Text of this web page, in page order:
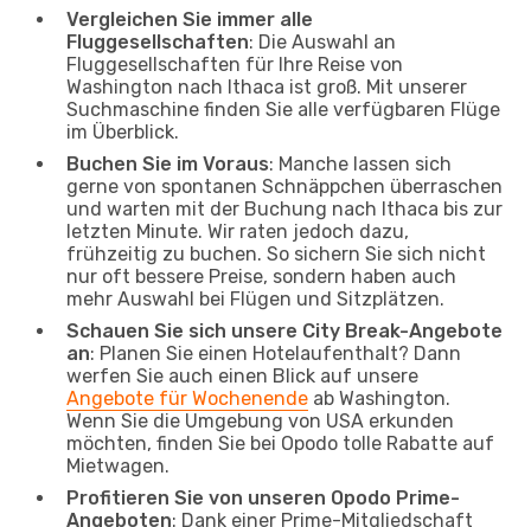
Vergleichen Sie immer alle
Fluggesellschaften: Die Auswahl an
Fluggesellschaften für Ihre Reise von
Washington nach Ithaca ist groß. Mit unserer
Suchmaschine finden Sie alle verfügbaren Flüge
im Überblick.
Buchen Sie im Voraus: Manche lassen sich
gerne von spontanen Schnäppchen überraschen
und warten mit der Buchung nach Ithaca bis zur
letzten Minute. Wir raten jedoch dazu,
frühzeitig zu buchen. So sichern Sie sich nicht
nur oft bessere Preise, sondern haben auch
mehr Auswahl bei Flügen und Sitzplätzen.
Schauen Sie sich unsere City Break-Angebote
an: Planen Sie einen Hotelaufenthalt? Dann
werfen Sie auch einen Blick auf unsere
Angebote für Wochenende ab Washington.
Wenn Sie die Umgebung von USA erkunden
möchten, finden Sie bei Opodo tolle Rabatte auf
Mietwagen.
Profitieren Sie von unseren Opodo Prime-
Angeboten: Dank einer Prime-Mitgliedschaft